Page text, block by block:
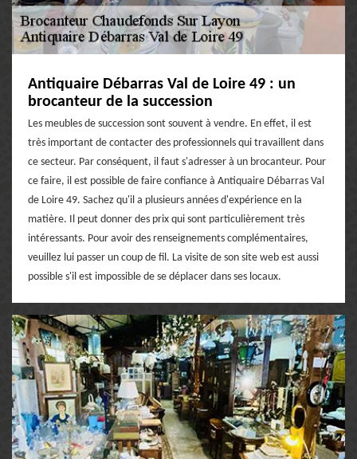
Antiquaire Débarras Val de Loire 49 : un
brocanteur de la succession
Les meubles de succession sont souvent à vendre. En effet, il est
très important de contacter des professionnels qui travaillent dans
ce secteur. Par conséquent, il faut s'adresser à un brocanteur. Pour
ce faire, il est possible de faire confiance à Antiquaire Débarras Val
de Loire 49. Sachez qu'il a plusieurs années d'expérience en la
matière. Il peut donner des prix qui sont particulièrement très
intéressants. Pour avoir des renseignements complémentaires,
veuillez lui passer un coup de fil. La visite de son site web est aussi
possible s'il est impossible de se déplacer dans ses locaux.